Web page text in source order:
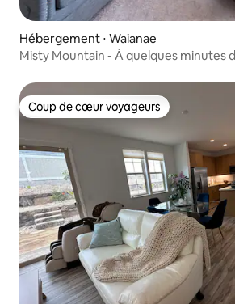
Hébergement ⋅ Waianae
Misty Mountain - À quelques minutes
Coup de cœur voyageurs
Coup de cœur voyageurs